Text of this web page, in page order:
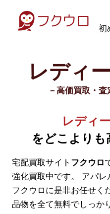
初
レディ
－高価買取・査
レディ
をどこよりも
宅配買取サイト フクウロ
強化買取中です。
アパレ
フクウロに是非お任せく
品物を全て無料でしっか